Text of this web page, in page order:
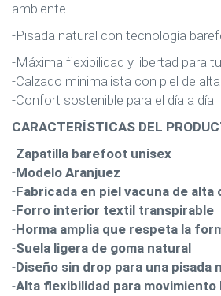
ambiente.
-Pisada natural con tecnología
-Máxima flexibilidad y libertad para
-Calzado minimalista con piel de
-Confort sostenible para el día a día
CARACTERÍSTICAS DEL
-Zapatilla barefoot unisex
-Modelo Aranjuez
-Fabricada en piel vacuna de alta
-Forro interior textil transpirable
-Horma amplia que respeta la
-Suela ligera de goma natural
-Diseño sin drop para una pisada
-Alta flexibilidad para movimiento